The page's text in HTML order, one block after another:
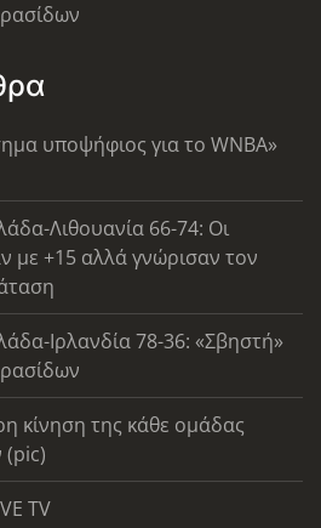
υποψήφιος για το WNBA»
Λιθουανία 66-74: Οι
με +15 αλλά γνώρισαν τον
Ιρλανδία 78-36: «Σβηστή»
κίνηση της κάθε ομάδας
(pic)
TV